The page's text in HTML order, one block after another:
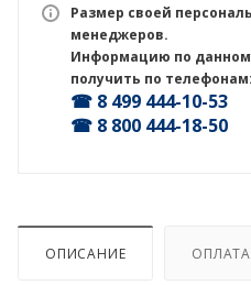
Размер своей
менеджеров.
Информацию по
получить по телефонам:
☎ 8 499 444-10-53
☎ 8 800 444-18-50
ОПИСАНИЕ ОПЛАТА